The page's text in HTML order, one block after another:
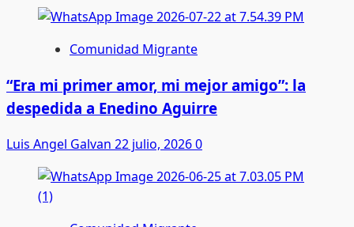
Comunidad Migrante
“Era mi primer amor, mi mejor amigo”: la
despedida a Enedino Aguirre
Luis Angel Galvan 22 julio, 20260